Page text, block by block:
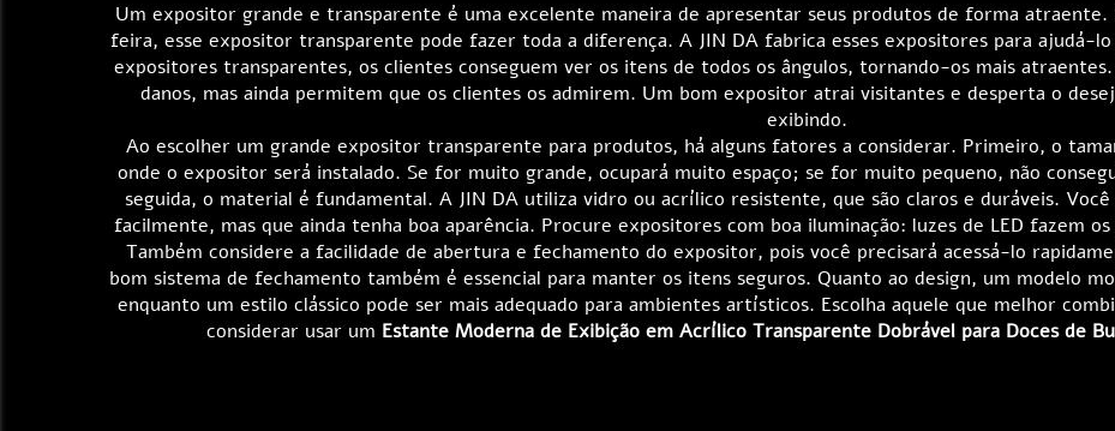
Um expositor grande e transparente é uma excelente maneira de apresentar seus produtos de forma atraente.
feira, esse expositor transparente pode fazer toda a diferença. A JIN DA fabrica esses expositores para ajudá-
expositores transparentes, os clientes conseguem ver os itens de todos os ângulos, tornando-os mais
danos, mas ainda permitem que os clientes os admirem. Um bom expositor atrai visitantes e desperta o
exibindo.
Ao escolher um grande expositor transparente para produtos, há alguns fatores a considerar. Primeiro, o
onde o expositor será instalado. Se for muito grande, ocupará muito espaço; se for muito pequeno, não
seguida, o material é fundamental. A JIN DA utiliza vidro ou acrílico resistente, que são claros e duráveis.
facilmente, mas que ainda tenha boa aparência. Procure expositores com boa iluminação: luzes de LED fazem
Também considere a facilidade de abertura e fechamento do expositor, pois você precisará acessá-lo
bom sistema de fechamento também é essencial para manter os itens seguros. Quanto ao design, um modelo
enquanto um estilo clássico pode ser mais adequado para ambientes artísticos. Escolha aquele que melhor
considerar usar um Estante Moderna de Exibição em Acrílico Transparente Dobrável para Doces de